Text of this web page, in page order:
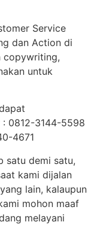
Service
dan Action di
copywriting,
untuk
: 0812-3144-5598
4671
satu demi satu,
kami dijalan
lain, kalaupun
mohon maaf
melayani